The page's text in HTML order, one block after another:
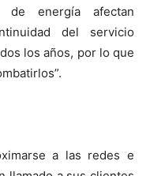
energía afectan
del servicio
los años, por lo que
a las redes e